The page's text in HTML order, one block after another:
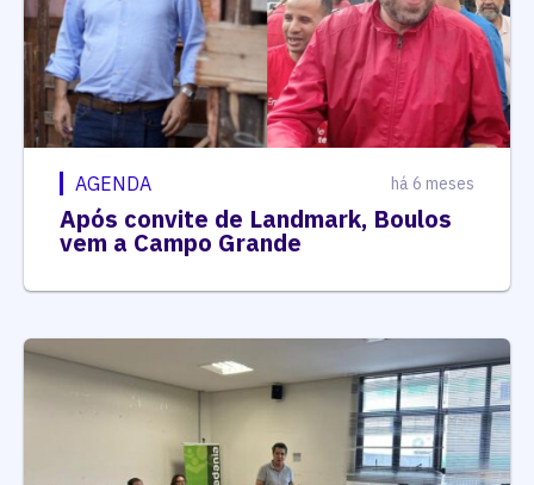
AGENDA há 6 meses
Após convite de Landmark, Boulos
vem a Campo Grande